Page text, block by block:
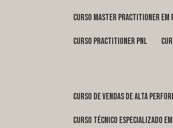
curso master practitioner em
curso practitioner pnl
curso de vendas de alta
curso técnico especializado